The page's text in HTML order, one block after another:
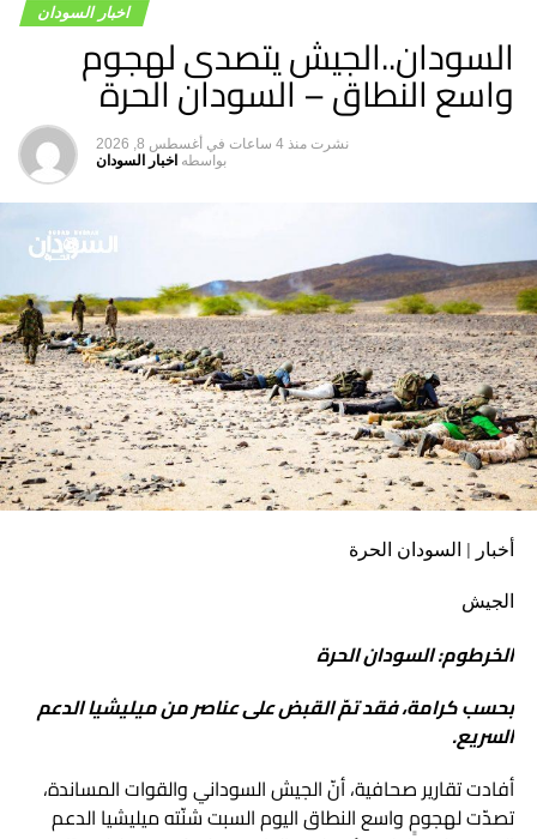
اخبار السودان
السودان..الجيش يتصدى لهجوم
واسع النطاق – السودان الحرة
نشرت منذ 4 ساعات في أغسطس 8, 2026
بواسطه اخبار السودان
أخبار | السودان الحرة
الجيش
الخرطوم: السودان الحرة
بحسب كرامة، فقد تمّ القبض على عناصر من ميليشيا الدعم
السريع.
أفادت تقارير صحافية، أنّ الجيش السوداني والقوات المساندة،
تصدّت لهجومٍ واسع النطاق اليوم السبت شنّته ميليشيا الدعم